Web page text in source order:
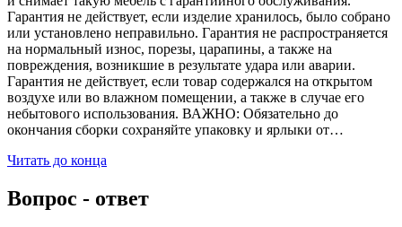
Гарантия не действует, если изделие хранилось, было собрано
или установлено неправильно. Гарантия не распространяется
на нормальный износ, порезы, царапины, а также на
повреждения, возникшие в результате удара или аварии.
Гарантия не действует, если товар содержался на открытом
воздухе или во влажном помещении, а также в случае его
небытового использования. ВАЖНО: Обязательно до
окончания сборки сохраняйте упаковку и ярлыки от…
Читать до конца
Вопрос - ответ